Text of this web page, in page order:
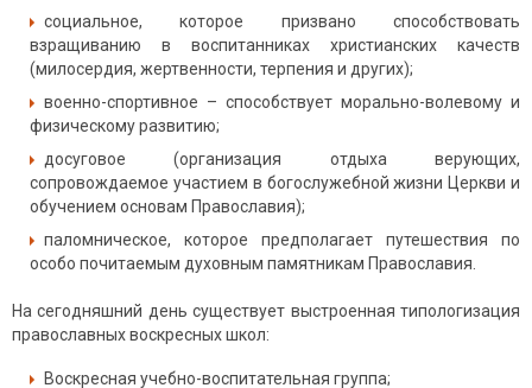
социальное, которое призвано способствовать
взращиванию в воспитанниках христианских качеств
(милосердия, жертвенности, терпения и других);
военно-спортивное – способствует морально-волевому и
физическому развитию;
досуговое (организация отдыха верующих,
сопровождаемое участием в богослужебной жизни Церкви и
обучением основам Православия);
паломническое, которое предполагает путешествия по
особо почитаемым духовным памятникам Православия.
На сегодняшний день существует выстроенная типологизация
православных воскресных школ:
Воскресная учебно-воспитательная группа;